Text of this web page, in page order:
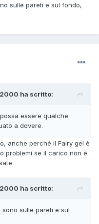
sulle pareti e sul fondo,
ha scritto:
essere qualche
a dovere.
anche perché il Fairy gel è
problemi se il carico non è
ha scritto:
sulle pareti e sul